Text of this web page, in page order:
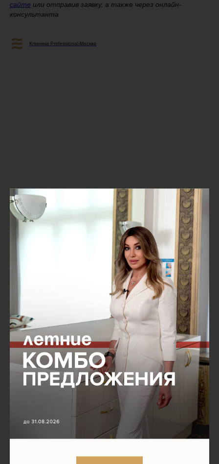
сайте или отправив заявку, а также через онлайн-
консультанта
Клиника Professional-Москва